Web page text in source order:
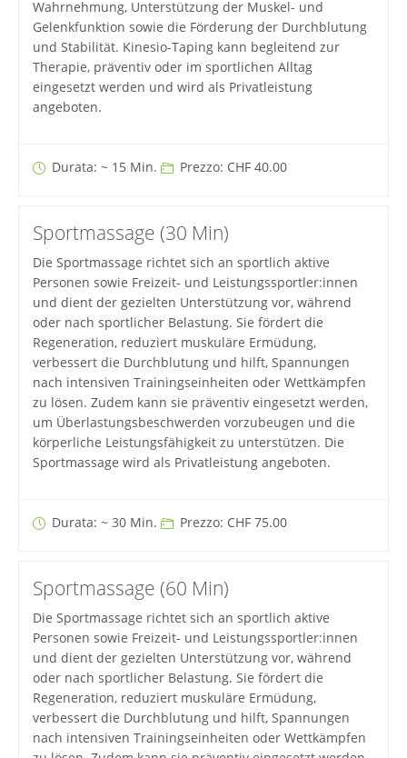
Wahrnehmung, Unterstützung der Muskel- und
Gelenkfunktion sowie die Förderung der Durchblutung
und Stabilität. Kinesio-Taping kann begleitend zur
Therapie, präventiv oder im sportlichen Alltag
eingesetzt werden und wird als Privatleistung
angeboten.
Durata: ~ 15 Min. Prezzo: CHF 40.00
Sportmassage (30 Min)
Die Sportmassage richtet sich an sportlich aktive
Personen sowie Freizeit- und Leistungssportler:innen
und dient der gezielten Unterstützung vor, während
oder nach sportlicher Belastung. Sie fördert die
Regeneration, reduziert muskuläre Ermüdung,
verbessert die Durchblutung und hilft, Spannungen
nach intensiven Trainingseinheiten oder Wettkämpfen
zu lösen. Zudem kann sie präventiv eingesetzt werden,
um Überlastungsbeschwerden vorzubeugen und die
körperliche Leistungsfähigkeit zu unterstützen. Die
Sportmassage wird als Privatleistung angeboten.
Durata: ~ 30 Min. Prezzo: CHF 75.00
Sportmassage (60 Min)
Die Sportmassage richtet sich an sportlich aktive
Personen sowie Freizeit- und Leistungssportler:innen
und dient der gezielten Unterstützung vor, während
oder nach sportlicher Belastung. Sie fördert die
Regeneration, reduziert muskuläre Ermüdung,
verbessert die Durchblutung und hilft, Spannungen
nach intensiven Trainingseinheiten oder Wettkämpfen